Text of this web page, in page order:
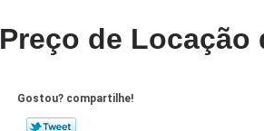
Preço de Locação
Gostou? compartilhe!